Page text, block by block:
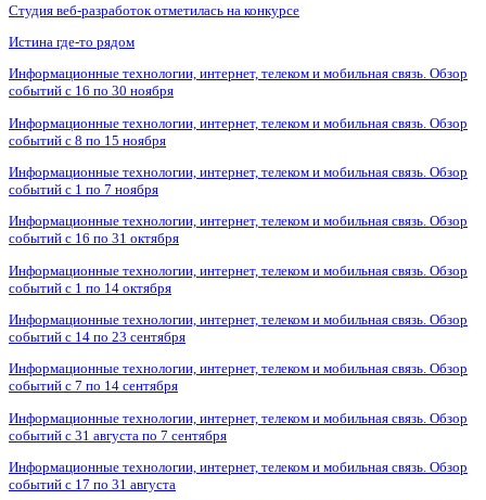
Студия веб-разработок отметилась на конкурсе
Истина где-то рядом
Информационные технологии, интернет, телеком и мобильная связь. Обзор
событий с 16 по 30 ноября
Информационные технологии, интернет, телеком и мобильная связь. Обзор
событий с 8 по 15 ноября
Информационные технологии, интернет, телеком и мобильная связь. Обзор
событий с 1 по 7 ноября
Информационные технологии, интернет, телеком и мобильная связь. Обзор
событий с 16 по 31 октября
Информационные технологии, интернет, телеком и мобильная связь. Обзор
событий с 1 по 14 октября
Информационные технологии, интернет, телеком и мобильная связь. Обзор
событий с 14 по 23 сентября
Информационные технологии, интернет, телеком и мобильная связь. Обзор
событий с 7 по 14 сентября
Информационные технологии, интернет, телеком и мобильная связь. Обзор
событий с 31 августа по 7 сентября
Информационные технологии, интернет, телеком и мобильная связь. Обзор
событий с 17 по 31 августа